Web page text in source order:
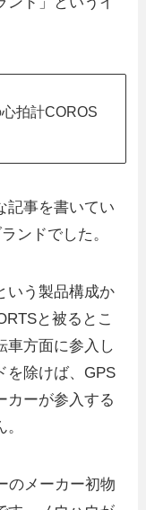
拍計COROS
記事を書いてい
ンドでした。
いう製品構成か
と被るとこ
車方面に参入し
を除けば、GPS
カーが参入する
のメーカー初物